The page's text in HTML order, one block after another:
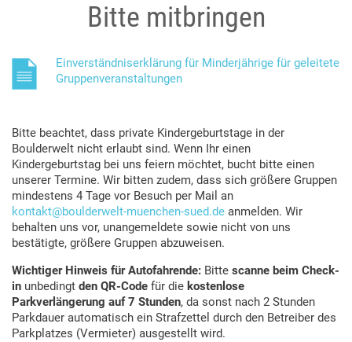
Bitte mitbringen
Einverständniserklärung für Minderjährige für geleitete
Gruppenveranstaltungen
Bitte beachtet, dass private Kindergeburtstage in der
Boulderwelt nicht erlaubt sind. Wenn Ihr einen
Kindergeburtstag bei uns feiern möchtet, bucht bitte einen
unserer Termine. Wir bitten zudem, dass sich größere Gruppen
mindestens 4 Tage vor Besuch per Mail an
kontakt@boulderwelt-muenchen-sued.de anmelden. Wir
behalten uns vor, unangemeldete sowie nicht von uns
bestätigte, größere Gruppen abzuweisen.
Wichtiger Hinweis für Autofahrende: Bitte scanne beim Check-
in unbedingt den QR-Code für die kostenlose
Parkverlängerung auf 7 Stunden, da sonst nach 2 Stunden
Parkdauer automatisch ein Strafzettel durch den Betreiber des
Parkplatzes (Vermieter) ausgestellt wird.